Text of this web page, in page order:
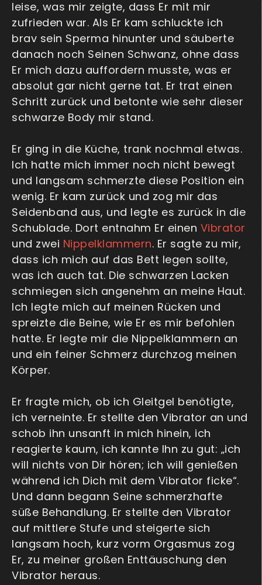
leise, was mir zeigte, dass Er mit mir
zufrieden war. Als Er kam schluckte ich
brav sein Sperma hinunter und säuberte
danach noch Seinen Schwanz, ohne dass
Er mich dazu auffordern musste, was er
absolut gar nicht gerne tat. Er trat einen
Schritt zurück und betonte wie sehr dieser
schwarze Body mir stand.
Er ging in die Küche, trank nochmal etwas.
Ich hatte mich immer noch nicht bewegt
und langsam schmerzte diese Position ein
wenig. Er kam zurück und zog mir das
Seidenband aus, und legte es zurück in die
Schublade. Dort entnahm Er einen Vibrator
und zwei Nippelklammern. Er sagte zu mir,
dass ich mich auf das Bett legen sollte,
was ich auch tat. Die schwarzen Lacken
schmiegen sich angenehm an meine Haut.
Ich legte mich auf meinen Rücken und
spreizte die Beine, wie Er es mir befohlen
hatte. Er legte mir die Nippelklammern an
und ein feiner Schmerz durchzog meinen
Körper.
Er fragte mich, ob ich Gleitgel benötigte,
ich verneinte. Er stellte den Vibrator an und
schob ihn unsanft in mich hinein, ich
reagierte kaum, ich kannte Ihn zu gut: „ich
will nichts von Dir hören; ich will genießen
während ich Dich mit dem Vibrator ficke“.
Und dann begann Seine schmerzhafte
süße Behandlung. Er stellte den Vibrator
auf mittlere Stufe und steigerte sich
langsam hoch, kurz vorm Orgasmus zog
Er, zu meiner großen Enttäuschung den
Vibrator heraus.